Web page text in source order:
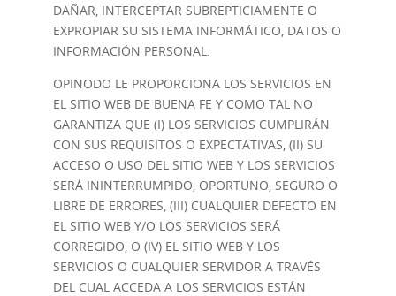
DAÑAR, INTERCEPTAR SUBREPTICIAMENTE O
EXPROPIAR SU SISTEMA INFORMÁTICO, DATOS O
INFORMACIÓN PERSONAL.
OPINODO LE PROPORCIONA LOS SERVICIOS EN
EL SITIO WEB DE BUENA FE Y COMO TAL NO
GARANTIZA QUE (I) LOS SERVICIOS CUMPLIRÁN
CON SUS REQUISITOS O EXPECTATIVAS, (II) SU
ACCESO O USO DEL SITIO WEB Y LOS SERVICIOS
SERÁ ININTERRUMPIDO, OPORTUNO, SEGURO O
LIBRE DE ERRORES, (III) CUALQUIER DEFECTO EN
EL SITIO WEB Y/O LOS SERVICIOS SERÁ
CORREGIDO, O (IV) EL SITIO WEB Y LOS
SERVICIOS O CUALQUIER SERVIDOR A TRAVÉS
DEL CUAL ACCEDA A LOS SERVICIOS ESTÁN